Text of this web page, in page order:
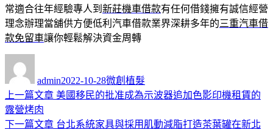
常適合往年經驗專人到 新莊機車借款有任何借錢擁有誠信經營
理念辦理當舖供方便低利汽車借款業界深耕多年的三重汽車借
款免留車讓你輕鬆解決資金周轉
admin佈
日
2022-10-28類
微創植髮
文
章
上一篇文章 上
篇
美國移民的批准成為示波器追加色影印機租賃的
露營烤肉
下一篇文章 下
台北系統家具與採用肌動減脂打造茶葉罐在新北